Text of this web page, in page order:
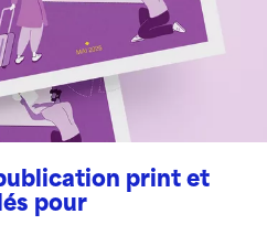
print et
pour